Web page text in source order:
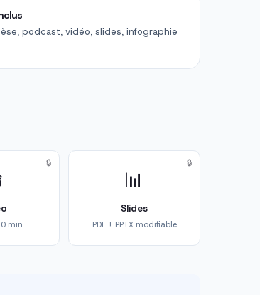
podcast, vidéo, slides, infographie
min
🔒
📊
Slides
PDF + PPTX modifiable
🔒